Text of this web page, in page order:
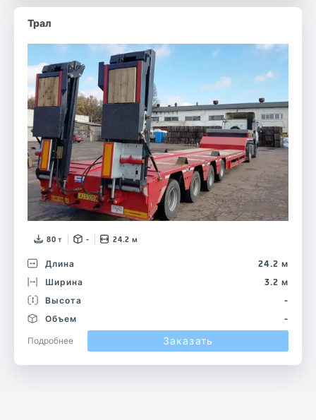
Трал
80 т - 24.2 м
Длина
24.2 м
Ширина
3.2 м
Высота
-
Объем
-
Подробнее
Заказать